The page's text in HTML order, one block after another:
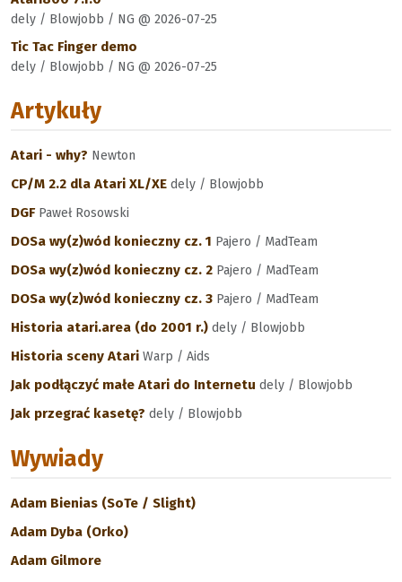
dely / Blowjobb / NG @ 2026-07-25
Tic Tac Finger demo
dely / Blowjobb / NG @ 2026-07-25
Artykuły
Atari - why? Newton
CP/M 2.2 dla Atari XL/XE dely / Blowjobb
DGF Paweł Rosowski
DOSa wy(z)wód konieczny cz. 1 Pajero / MadTeam
DOSa wy(z)wód konieczny cz. 2 Pajero / MadTeam
DOSa wy(z)wód konieczny cz. 3 Pajero / MadTeam
Historia atari.area (do 2001 r.) dely / Blowjobb
Historia sceny Atari Warp / Aids
Jak podłączyć małe Atari do Internetu dely / Blowjobb
Jak przegrać kasetę? dely / Blowjobb
Wywiady
Adam Bienias (SoTe / Slight)
Adam Dyba (Orko)
Adam Gilmore